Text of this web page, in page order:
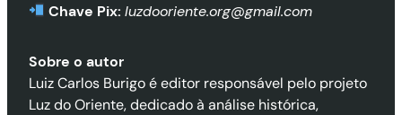
Chave Pix: luzdooriente.org@gmail.com
Sobre o autor
Luiz Carlos Burigo é editor responsável pelo projeto
Luz do Oriente, dedicado à análise histórica,